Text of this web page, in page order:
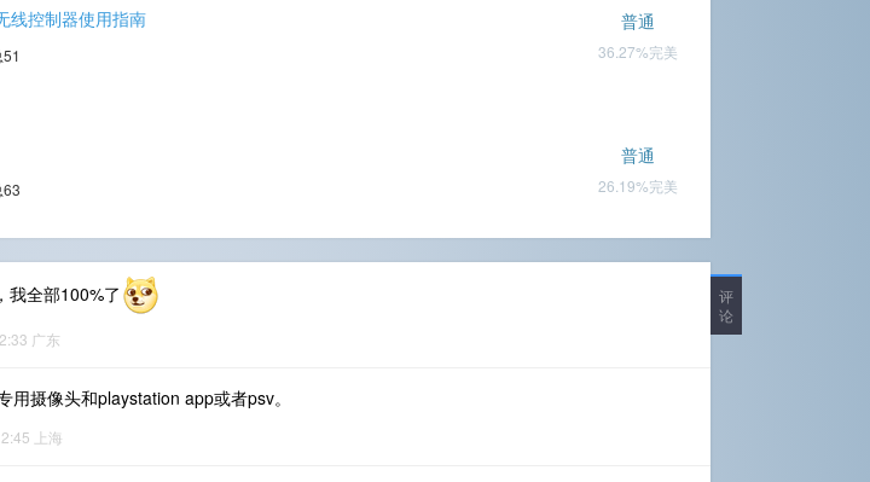
线控制器使用指南
51
普通
36.27%完美
63
普通
26.19%完美
评
论
我全部100%了
广东
用摄像头和playstation app或者psv。
上海